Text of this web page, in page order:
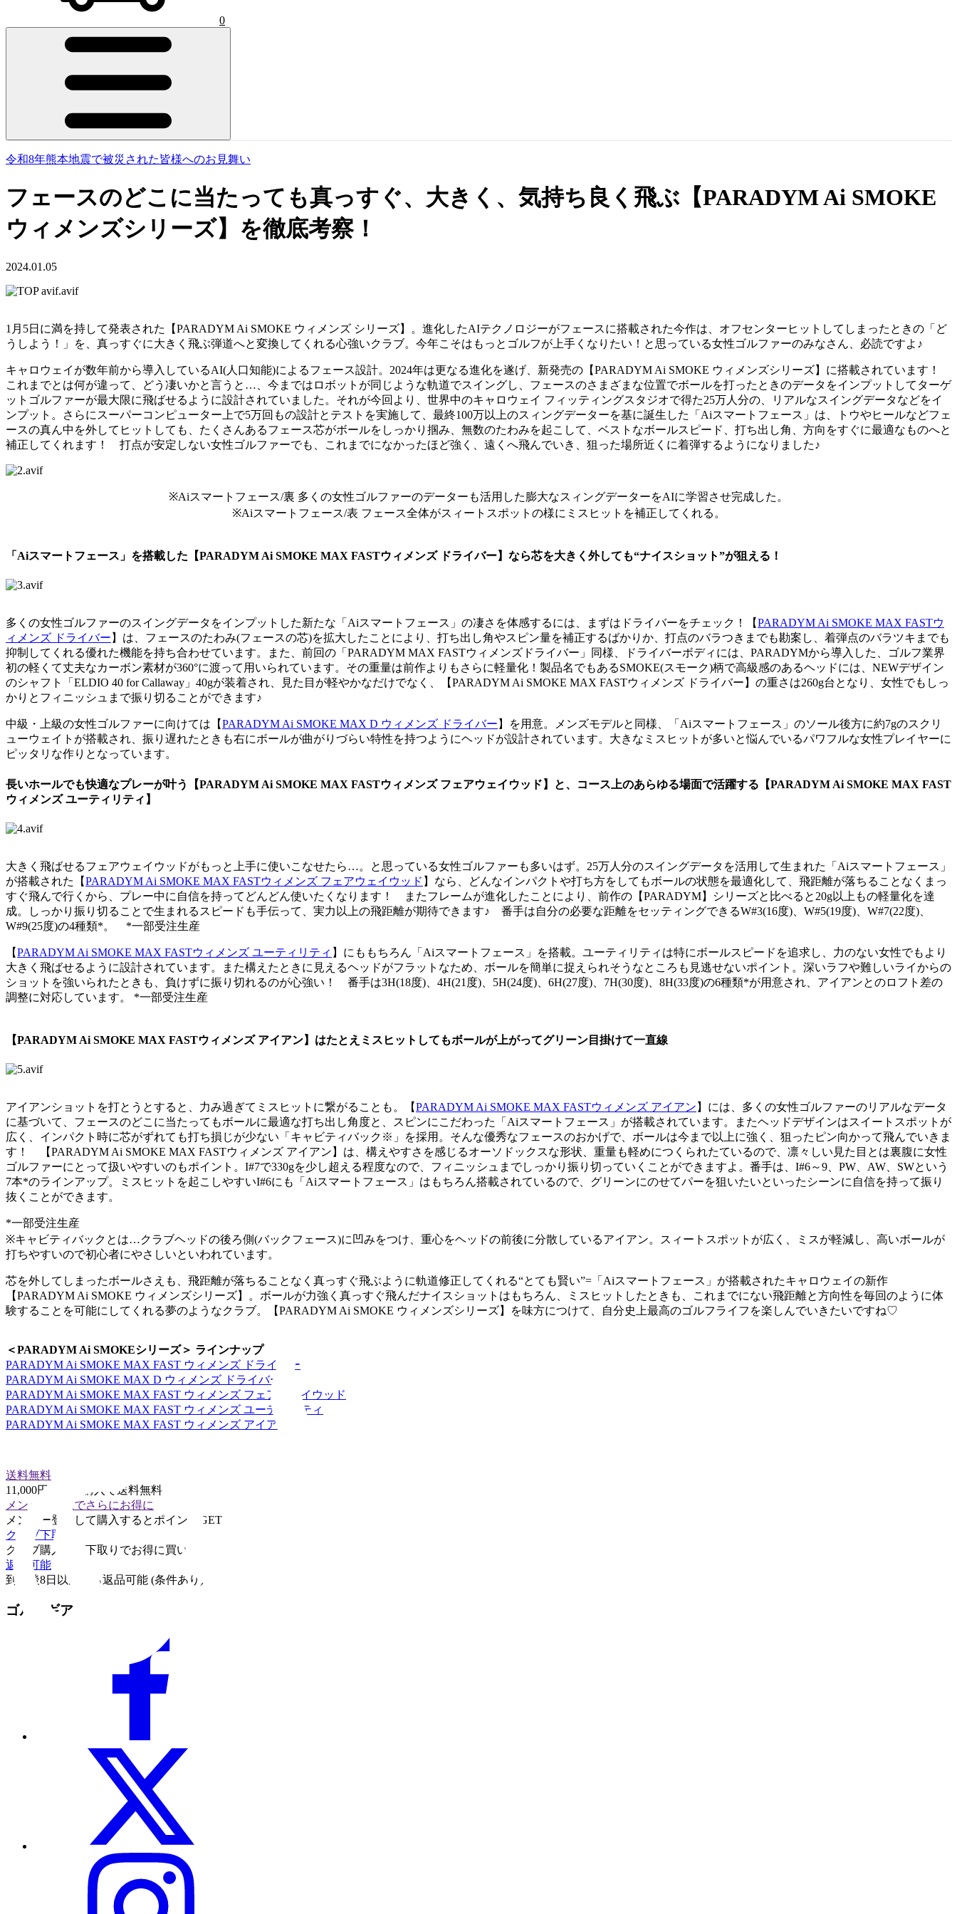
0
令和8年熊本地震で被災された皆様へのお見舞い
フェースのどこに当たっても真っすぐ、大きく、気持ち良く飛ぶ【PARADYM Ai SMOKE
ウィメンズシリーズ】を徹底考察！
2024.01.05
1月5日に満を持して発表された【PARADYM Ai SMOKE ウィメンズ シリーズ】。進化したAIテクノロジーがフェースに搭載された今作は、オフセンターヒットしてしまったときの「ど
うしよう！」を、真っすぐに大きく飛ぶ弾道へと変換してくれる心強いクラブ。今年こそはもっとゴルフが上手くなりたい！と思っている女性ゴルファーのみなさん、必読ですよ♪
キャロウェイが数年前から導入しているAI(人口知能)によるフェース設計。2024年は更なる進化を遂げ、新発売の【PARADYM Ai SMOKE ウィメンズシリーズ】に搭載されています！
これまでとは何が違って、どう凄いかと言うと…、今まではロボットが同じような軌道でスイングし、フェースのさまざまな位置でボールを打ったときのデータをインプットしてターゲ
ットゴルファーが最大限に飛ばせるように設計されていました。それが今回より、世界中のキャロウェイ フィッティングスタジオで得た25万人分の、リアルなスイングデータなどをイ
ンプット。さらにスーパーコンピューター上で5万回もの設計とテストを実施して、最終100万以上のスィングデーターを基に誕生した「Aiスマートフェース」は、トウやヒールなどフェ
ースの真ん中を外してヒットしても、たくさんあるフェース芯がボールをしっかり掴み、無数のたわみを起こして、ベストなボールスピード、打ち出し角、方向をすぐに最適なものへと
補正してくれます！ 打点が安定しない女性ゴルファーでも、これまでになかったほど強く、遠くへ飛んでいき、狙った場所近くに着弾するようになりました♪
※Aiスマートフェース/裏 多くの女性ゴルファーのデーターも活用した膨大なスィングデーターをAIに学習させ完成した。
※Aiスマートフェース/表 フェース全体がスィートスポットの様にミスヒットを補正してくれる。
「Aiスマートフェース」を搭載した【PARADYM Ai SMOKE MAX FASTウィメンズ ドライバー】なら芯を大きく外しても“ナイスショット”が狙える！
多くの女性ゴルファーのスイングデータをインプットした新たな「Aiスマートフェース」の凄さを体感するには、まずはドライバーをチェック！【PARADYM Ai SMOKE MAX FASTウ
ィメンズ ドライバー 】は、フェースのたわみ(フェースの芯)を拡大したことにより、打ち出し角やスピン量を補正するばかりか、打点のバラつきまでも勘案し、着弾点のバラツキまでも
抑制してくれる優れた機能を持ち合わせています。また、前回の「PARADYM MAX FASTウィメンズドライバー」同様、ドライバーボディには、PARADYMから導入した、ゴルフ業界
初の軽くて丈夫なカーボン素材が360°に渡って用いられています。その重量は前作よりもさらに軽量化！製品名でもあるSMOKE(スモーク)柄で高級感のあるヘッドには、NEWデザイン
のシャフト「ELDIO 40 for Callaway」40gが装着され、見た目が軽やかなだけでなく、【PARADYM Ai SMOKE MAX FASTウィメンズ ドライバー】の重さは260g台となり、女性でもしっ
かりとフィニッシュまで振り切ることができます♪
中級・上級の女性ゴルファーに向けては【PARADYM Ai SMOKE MAX D ウィメンズ ドライバー 】を用意。メンズモデルと同様、「Aiスマートフェース」のソール後方に約7gのスクリ
ューウェイトが搭載され、振り遅れたときも右にボールが曲がりづらい特性を持つようにヘッドが設計されています。大きなミスヒットが多いと悩んでいるパワフルな女性プレイヤーに
ピッタリな作りとなっています。
長いホールでも快適なプレーが叶う【PARADYM Ai SMOKE MAX FASTウィメンズ フェアウェイウッド】と、コース上のあらゆる場面で活躍する【PARADYM Ai SMOKE MAX FAST
ウィメンズ ユーティリティ】
大きく飛ばせるフェアウェイウッドがもっと上手に使いこなせたら…。と思っている女性ゴルファーも多いはず。25万人分のスイングデータを活用して生まれた「Aiスマートフェース」
が搭載された【PARADYM Ai SMOKE MAX FASTウィメンズ フェアウェイウッド 】なら、どんなインパクトや打ち方をしてもボールの状態を最適化して、飛距離が落ちることなくまっ
すぐ飛んで行くから、プレー中に自信を持ってどんどん使いたくなります！ またフレームが進化したことにより、前作の【PARADYM】シリーズと比べると20g以上もの軽量化を達
成。しっかり振り切ることで生まれるスピードも手伝って、実力以上の飛距離が期待できます♪ 番手は自分の必要な距離をセッティングできるW#3(16度)、W#5(19度)、W#7(22度)、
W#9(25度)の4種類*。 *一部受注生産
【PARADYM Ai SMOKE MAX FASTウィメンズ ユーティリティ 】にももちろん「Aiスマートフェース」を搭載。ユーティリティは特にボールスピードを追求し、力のない女性でもより
大きく飛ばせるように設計されています。また構えたときに見えるヘッドがフラットなため、ボールを簡単に捉えられそうなところも見逃せないポイント。深いラフや難しいライからの
ショットを強いられたときも、負けずに振り切れるのが心強い！ 番手は3H(18度)、4H(21度)、5H(24度)、6H(27度)、7H(30度)、8H(33度)の6種類*が用意され、アイアンとのロフト差の
調整に対応しています。 *一部受注生産
【PARADYM Ai SMOKE MAX FASTウィメンズ アイアン】はたとえミスヒットしてもボールが上がってグリーン目掛けて一直線
アイアンショットを打とうとすると、力み過ぎてミスヒットに繋がることも。【PARADYM Ai SMOKE MAX FASTウィメンズ アイアン 】には、多くの女性ゴルファーのリアルなデータ
に基づいて、フェースのどこに当たってもボールに最適な打ち出し角度と、スピンにこだわった「Aiスマートフェース」が搭載されています。またヘッドデザインはスイートスポットが
広く、インパクト時に芯がずれても打ち損じが少ない「キャビティバック※」を採用。そんな優秀なフェースのおかげで、ボールは今まで以上に強く、狙ったピン向かって飛んでいきま
す！ 【PARADYM Ai SMOKE MAX FASTウィメンズ アイアン】は、構えやすさを感じるオーソドックスな形状、重量も軽めにつくられたているので、凛々しい見た目とは裏腹に女性
ゴルファーにとって扱いやすいのもポイント。I#7で330gを少し超える程度なので、フィニッシュまでしっかり振り切っていくことができますよ。番手は、I#6～9、PW、AW、SWという
7本*のラインアップ。ミスヒットを起こしやすいI#6にも「Aiスマートフェース」はもちろん搭載されているので、グリーンにのせてパーを狙いたいといったシーンに自信を持って振り
抜くことができます。
*一部受注生産
※キャビティバックとは…クラブヘッドの後ろ側(バックフェース)に凹みをつけ、重心をヘッドの前後に分散しているアイアン。スィートスポットが広く、ミスが軽減し、高いボールが
打ちやすいので初心者にやさしいといわれています。
芯を外してしまったボールさえも、飛距離が落ちることなく真っすぐ飛ぶように軌道修正してくれる“とても賢い”=「Aiスマートフェース」が搭載されたキャロウェイの新作
【PARADYM Ai SMOKE ウィメンズシリーズ】。ボールが力強く真っすぐ飛んだナイスショットはもちろん、ミスヒットしたときも、これまでにない飛距離と方向性を毎回のように体
験することを可能にしてくれる夢のようなクラブ。【PARADYM Ai SMOKE ウィメンズシリーズ】を味方につけて、自分史上最高のゴルフライフを楽しんでいきたいですね♡
＜PARADYM Ai SMOKEシリーズ＞ ラインナップ
PARADYM Ai SMOKE MAX FAST ウィメンズ ドライバー
PARADYM Ai SMOKE MAX D ウィメンズ ドライバー
PARADYM Ai SMOKE MAX FAST ウィメンズ フェアウェイウッド
PARADYM Ai SMOKE MAX FAST ウィメンズ ユーティリティ
PARADYM Ai SMOKE MAX FAST ウィメンズ アイアン
送料無料
11,000円以上の購入で送料無料
メンバー登録でさらにお得に
メンバー登録して購入するとポイントGET
クラブ下取り
クラブ購入時に下取りでお得に買い替え
返品可能
到着後8日以内なら返品可能 (条件あり)
ゴルフギア